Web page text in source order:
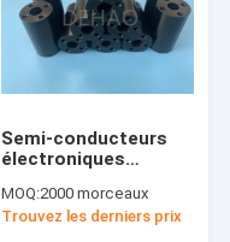
Semi-conducteurs
électroniques
électronique ronde
de plastique
MOQ:2000 morceaux
Trouvez les derniers prix